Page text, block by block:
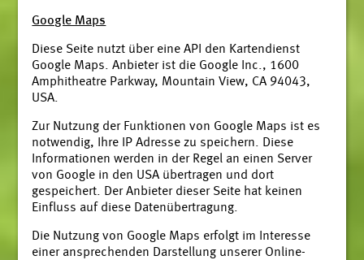
Google Maps
Diese Seite nutzt über eine API den Kartendienst
Google Maps. Anbieter ist die Google Inc., 1600
Amphitheatre Parkway, Mountain View, CA 94043,
USA.
Zur Nutzung der Funktionen von Google Maps ist es
notwendig, Ihre IP Adresse zu speichern. Diese
Informationen werden in der Regel an einen Server
von Google in den USA übertragen und dort
gespeichert. Der Anbieter dieser Seite hat keinen
Einfluss auf diese Datenübertragung.
Die Nutzung von Google Maps erfolgt im Interesse
einer ansprechenden Darstellung unserer Online-